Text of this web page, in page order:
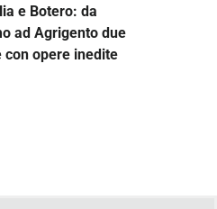
e Botero: da
ad Agrigento due
con opere inedite